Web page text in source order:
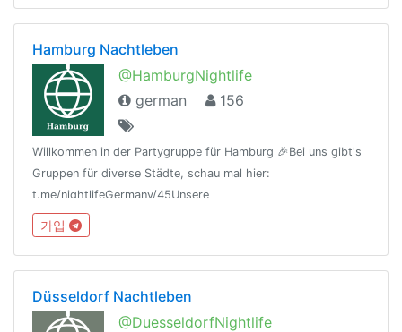
Hamburg Nachtleben
@HamburgNightlife
german
156
Willkommen in der Partygruppe für Hamburg 🎉Bei uns gibt's
Gruppen für diverse Städte, schau mal hier:
t.me/nightlifeGermany/45Unsere
Regeln:t.me/nightlifeGermany/44Offtopic
Gruppe:https://t.me/NightlifeGermanySandbox
가입
Düsseldorf Nachtleben
@DuesseldorfNightlife